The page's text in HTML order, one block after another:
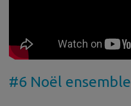
#6 Noël ensemble